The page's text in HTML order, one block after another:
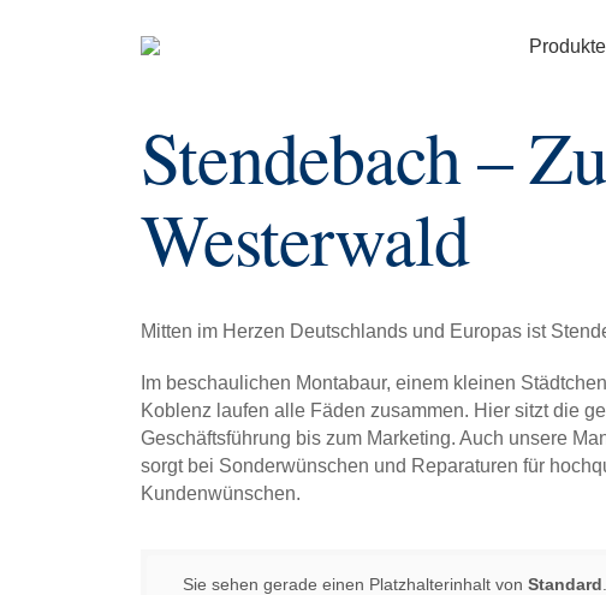
Produkte
Stendebach –
Westerwald
Mitten im Herzen Deutschlands und Europas ist
Im beschaulichen Montabaur, einem kleinen
Koblenz laufen alle Fäden zusammen. Hier sitzt die
Geschäftsführung bis zum Marketing. Auch unsere
sorgt bei Sonderwünschen und Reparaturen für
Kundenwünschen.
Sie sehen gerade einen Platzhalterinhalt von Standard